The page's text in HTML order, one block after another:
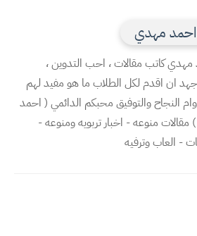
احمد مهدي
مهدي كاتب مقالات ، احب التدوين ،
ان اقدم لكل الطلاب ما هو مفيد لهم
النجاح والتوفيق محبكم الدائمي ( احمد
منوعه - اخبار تربويه ومنوعه -
- العاب وترفيه